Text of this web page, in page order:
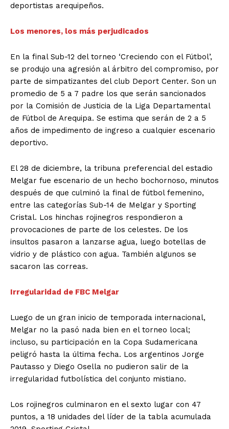
deportistas arequipeños.
Los menores, los más perjudicados
En la final Sub-12 del torneo ‘Creciendo con el Fútbol’,
se produjo una agresión al árbitro del compromiso, por
parte de simpatizantes del club Deport Center. Son un
promedio de 5 a 7 padre los que serán sancionados
por la Comisión de Justicia de la Liga Departamental
de Fútbol de Arequipa. Se estima que serán de 2 a 5
años de impedimento de ingreso a cualquier escenario
deportivo.
El 28 de diciembre, la tribuna preferencial del estadio
Melgar fue escenario de un hecho bochornoso, minutos
después de que culminó la final de fútbol femenino,
entre las categorías Sub-14 de Melgar y Sporting
Cristal. Los hinchas rojinegros respondieron a
provocaciones de parte de los celestes. De los
insultos pasaron a lanzarse agua, luego botellas de
vidrio y de plástico con agua. También algunos se
sacaron las correas.
Irregularidad de FBC Melgar
Luego de un gran inicio de temporada internacional,
Melgar no la pasó nada bien en el torneo local;
incluso, su participación en la Copa Sudamericana
peligró hasta la última fecha. Los argentinos Jorge
Pautasso y Diego Osella no pudieron salir de la
irregularidad futbolística del conjunto mistiano.
Los rojinegros culminaron en el sexto lugar con 47
puntos, a 18 unidades del líder de la tabla acumulada